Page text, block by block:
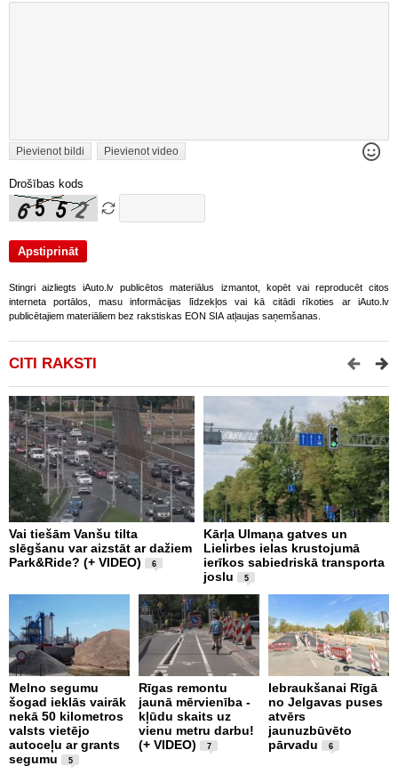
Pievienot bildi Pievienot video
Drošības kods
Stingri aizliegts iAuto.lv publicētos materiālus izmantot, kopēt vai reproducēt citos
interneta portālos, masu informācijas līdzekļos vai kā citādi rīkoties ar iAuto.lv
publicētajiem materiāliem bez rakstiskas EON SIA atļaujas saņemšanas.
CITI RAKSTI
Vai tiešām Vanšu tilta
slēgšanu var aizstāt ar dažiem
Park&Ride? (+ VIDEO)
6
Kārļa Ulmaņa gatves un
Lielirbes ielas krustojumā
ierīkos sabiedriskā transporta
joslu
5
Melno segumu
šogad ieklās vairāk
nekā 50 kilometros
valsts vietējo
autoceļu ar grants
segumu
5
Rīgas remontu
jaunā mērvienība -
kļūdu skaits uz
vienu metru darbu!
(+ VIDEO)
7
Iebraukšanai Rīgā
no Jelgavas puses
atvērs
jaunuzbūvēto
pārvadu
6